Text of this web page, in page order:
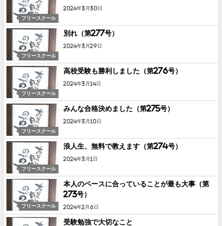
フリースクール
2024年3月30日
フリースクール
別れ（第277号）
2024年3月29日
フリースクール
高校受験も勝利しました（第276号）
2024年3月14日
フリースクール
みんな合格決めました（第275号）
2024年3月10日
フリースクール
浪人生、無料で教えます（第274号）
2024年3月1日
フリースクール
本人のペースに合っていることが最も大事（第
273号）
2024年2月6日
受験勉強で大切なこと